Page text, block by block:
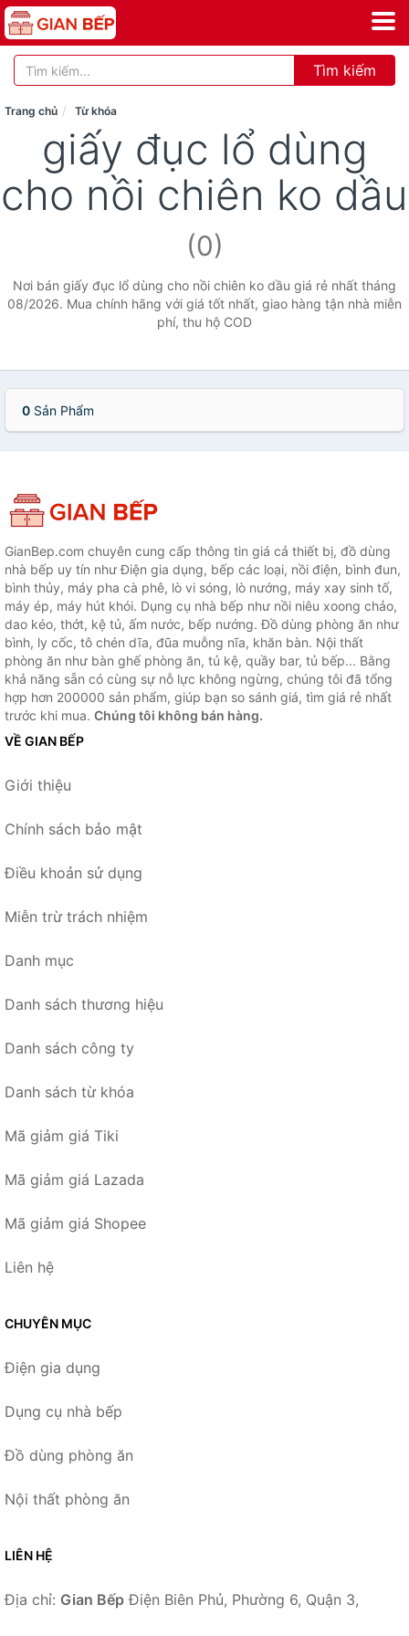
Tìm kiếm
Trang chủ Từ khóa
giấy đục lổ dùng
cho nồi chiên ko dầu
(0)
Nơi bán giấy đục lổ dùng cho nồi chiên ko dầu giá rẻ nhất tháng
08/2026. Mua chính hãng với giá tốt nhất, giao hàng tận nhà miễn
phí, thu hộ COD
0 Sản Phẩm
GianBep.com chuyên cung cấp thông tin giá cả thiết bị, đồ dùng
nhà bếp uy tín như Điện gia dụng, bếp các loại, nồi điện, bình đun,
bình thủy, máy pha cà phê, lò vi sóng, lò nướng, máy xay sinh tố,
máy ép, máy hút khói. Dụng cụ nhà bếp như nồi niêu xoong chảo,
dao kéo, thớt, kệ tủ, ấm nước, bếp nướng. Đồ dùng phòng ăn như
bình, ly cốc, tô chén dĩa, đũa muỗng nĩa, khăn bàn. Nội thất
phòng ăn như bàn ghế phòng ăn, tủ kệ, quầy bar, tủ bếp... Bằng
khả năng sẵn có cùng sự nỗ lực không ngừng, chúng tôi đã tổng
hợp hơn 200000 sản phẩm, giúp bạn so sánh giá, tìm giá rẻ nhất
trước khi mua. Chúng tôi không bán hàng.
VỀ GIAN BẾP
Giới thiệu
Chính sách bảo mật
Điều khoản sử dụng
Miễn trừ trách nhiệm
Danh mục
Danh sách thương hiệu
Danh sách công ty
Danh sách từ khóa
Mã giảm giá Tiki
Mã giảm giá Lazada
Mã giảm giá Shopee
Liên hệ
CHUYÊN MỤC
Điện gia dụng
Dụng cụ nhà bếp
Đồ dùng phòng ăn
Nội thất phòng ăn
LIÊN HỆ
Địa chỉ: Gian Bếp Điện Biên Phủ, Phường 6, Quận 3,